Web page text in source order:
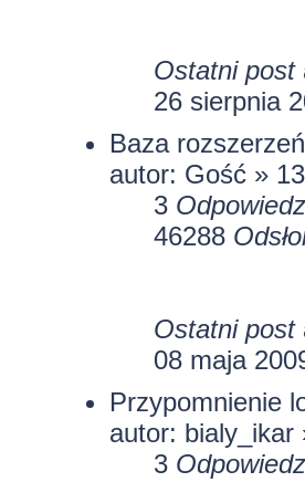
Ostatni post
26 sierpnia
Baza rozszerzeń
autor: Gość »
3
46288
Ostatni post
08 maja
Przypomnienie
autor: bialy_ikar
3